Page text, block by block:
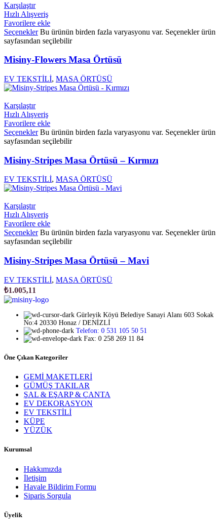
Karşılaştır
Hızlı Alışveriş
Favorilere ekle
Seçenekler Bu ürünün birden fazla varyasyonu var. Seçenekler ürün
sayfasından seçilebilir
Misiny-Flowers Masa Örtüsü
EV TEKSTİLİ, MASA ÖRTÜSÜ
Karşılaştır
Hızlı Alışveriş
Favorilere ekle
Seçenekler Bu ürünün birden fazla varyasyonu var. Seçenekler ürün
sayfasından seçilebilir
Misiny-Stripes Masa Örtüsü – Kırmızı
EV TEKSTİLİ, MASA ÖRTÜSÜ
Karşılaştır
Hızlı Alışveriş
Favorilere ekle
Seçenekler Bu ürünün birden fazla varyasyonu var. Seçenekler ürün
sayfasından seçilebilir
Misiny-Stripes Masa Örtüsü – Mavi
EV TEKSTİLİ, MASA ÖRTÜSÜ
₺1.005,11
Gürleyik Köyü Belediye Sanayi Alanı 603 Sokak
No:4 20330 Honaz / DENİZLİ
Telefon: 0 531 105 50 51
Fax: 0 258 269 11 84
Öne Çıkan Kategoriler
GEMİ MAKETLERİ
GÜMÜŞ TAKILAR
ŞAL & EŞARP & ÇANTA
EV DEKORASYON
EV TEKSTİLİ
KÜPE
YÜZÜK
Kurumsal
Hakkımızda
İletişim
Havale Bildirim Formu
Siparis Sorgula
Üyelik